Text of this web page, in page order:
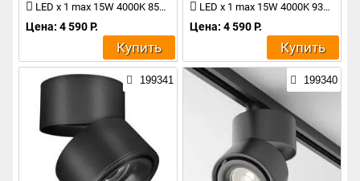
LED x 1 max 15W 4000K 850Lm
Цена: 4 590 Р.
Купить
LED x 1 max 15W 4000K 930Lm
Цена: 4 590 Р.
Купить
199341 199340